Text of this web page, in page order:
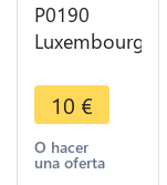
P0190
Luxembourg
Centimes
Willem III
1854
Brussels
10 €
O hacer
una oferta